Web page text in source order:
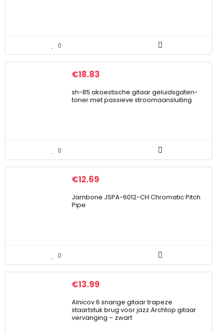
0
€18.83
sh-85 akoestische gitaar geluidsgaten-
toner met passieve stroomaansluiting
0
€12.69
Jambone JSPA-6012-CH Chromatic Pitch
Pipe
0
€13.99
Alnicov 6 snarige gitaar trapeze
staartstuk brug voor jazz Archtop gitaar
vervanging – zwart